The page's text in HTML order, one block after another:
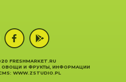
FRESHMARKET.RU
ОВОЩИ И ФРУКТЫ, ИНФОРМАЦИИ
: WWW.ZSTUDIO.PL